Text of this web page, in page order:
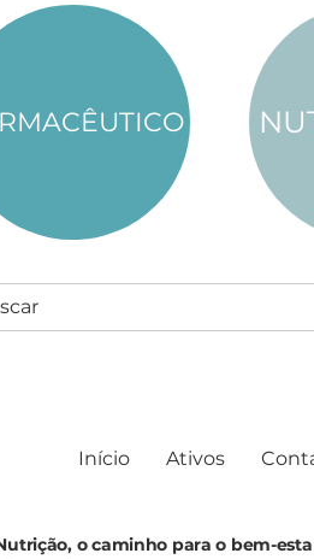
o caminho para o bem-
Início Ativos